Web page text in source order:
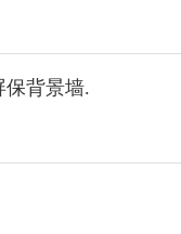
保背景墙.